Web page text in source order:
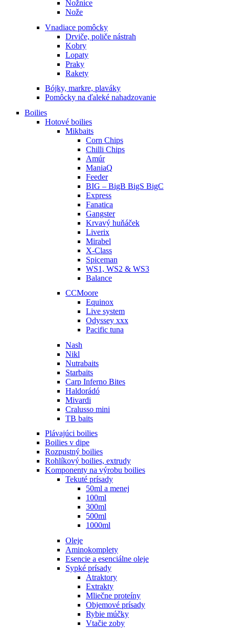
Nožnice
Nože
Vnadiace pomôcky
Drviče, poliče nástrah
Kobry
Lopaty
Praky
Rakety
Bójky, markre, plaváky
Pomôcky na ďaleké nahadzovanie
Boilies
Hotové boilies
Mikbaits
Corn Chips
Chilli Chips
Amúr
ManiaQ
Feeder
BIG – BigB BigS BigC
Express
Fanatica
Gangster
Krvavý huňáček
Liverix
Mirabel
X-Class
Spiceman
WS1, WS2 & WS3
Balance
CCMoore
Equinox
Live system
Odyssey xxx
Pacific tuna
Nash
Nikl
Nutrabaits
Starbaits
Carp Inferno Bites
Haldorádó
Mivardi
Cralusso mini
TB baits
Plávajúci boilies
Boilies v dipe
Rozpustný boilies
Rohlíkový boilies, extrudy
Komponenty na výrobu boilies
Tekuté prísady
50ml a menej
100ml
300ml
500ml
1000ml
Oleje
Aminokomplety
Esencie a esenciálne oleje
Sypké prísady
Atraktory
Extrakty
Mliečne proteíny
Objemové prísady
Rybie múčky
Vtačie zoby